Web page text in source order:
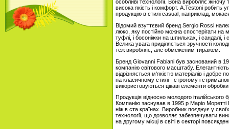
особливі технології. Вона виробляє
висока якість і комфорт. A.Testoni робить
продукцію в стилі casual, наприклад,
Відомий взуттєвий бренд Sergio Rossi
люкс, яку постійно можна спостерігати на
туфлі, і босоніжки на шпильках, і сандалі,
Велика увага приділяється зручності
теж виробляє, але обмеженим тиражем.
Бренд Giovanni Fabiani був заснований в
компанію світового масштабу.
відрізняється м'якістю матеріалів і добре
на класичному стилі - строгому і
використовуються цікаві елементи
Продукція відносно молодого
Компанію заснував в 1995 р Маріо Моретті
ніж в ста країнах. Виробник поєднує у
технології, що дозволяє забезпечувати
на другому місці в світі в секторі